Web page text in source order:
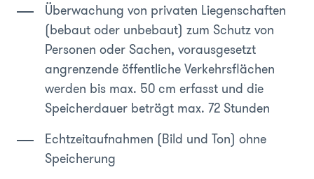
Überwachung von privaten Liegenschaften
(bebaut oder unbebaut) zum Schutz von
Personen oder Sachen, vorausgesetzt
angrenzende öffentliche Verkehrsflächen
werden bis max. 50 cm erfasst und die
Speicherdauer beträgt max. 72 Stunden
Echtzeitaufnahmen (Bild und Ton) ohne
Speicherung